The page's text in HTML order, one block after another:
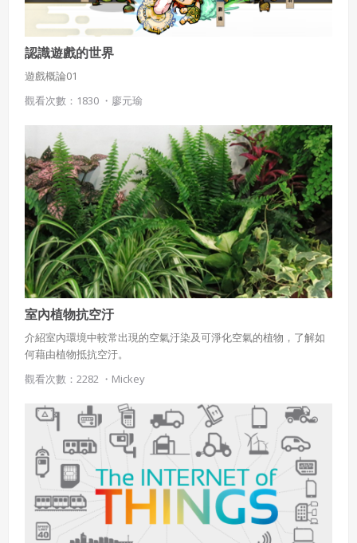
認識遊戲的世界
遊戲概論01
觀看次數：1830 ・ 廖元瑜
室內植物抗空汙
介紹室內環境中較常出現的空氣汙染及可淨化空氣的植物，了解如
何藉由植物抵抗空汙。
觀看次數：2282 ・ Mickey